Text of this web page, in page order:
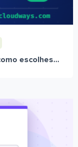
escolhes...